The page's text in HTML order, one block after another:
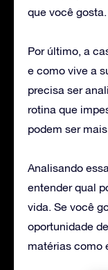
que você gosta.
Por último, a
e como vive a
precisa ser
rotina que
podem ser
Analisando
entender qual
vida. Se você
oportunidade
matérias como